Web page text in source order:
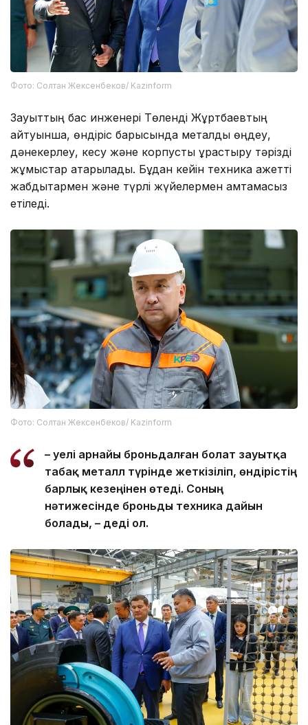
Фото: Солтан Жексенбеков/ Kazinform
Зауыттың бас инженері Төленді Жұртбаевтың
айтуынша, өндіріс барысында металды өңдеу,
дәнекерлеу, кесу және корпусты құрастыру тәрізді
жұмыстар атқарылады. Бұдан кейін техника қажетті
жабдықтармен және түрлі жүйелермен қамтамасыз
етіледі.
Фото: Солтан Жексенбеков/ Kazinform
– Әуелі арнайы броньдалған болат зауытқа
табақ металл түрінде жеткізіліп, өндірістің
барлық кезеңінен өтеді. Соның
нәтижесінде броньды техника дайын
болады, – деді ол.